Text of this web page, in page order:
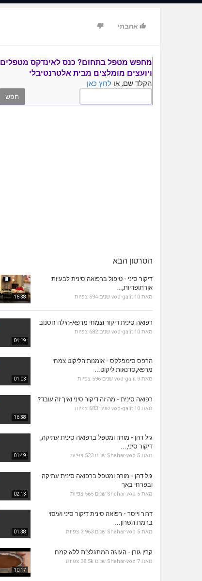
אהבתי
מחפש מטפל בתחום? כנס לאינדקס מטפלים
ויועצים מומלצים מבית אלטרנטיבלי
הקלד שם, או לחץ כאן
הסרטון הבא
16:38
דיקור סיני - טיפול ברפואה סינית לבעיות
אורתופדיות,...
מאת vod-galit 10 שנים 594 צפיות
04:19
רפואה סינית דיקור וצמחי מרפא-הילה חסנוב
מאת vod-galit 10 שנים 682 צפיות
01:03
הרפס סימפלקס - אומנות הליקוט צמחי
מרפא,סדנאות ליקוט...
מאת vod-galit 9 שנים 596 צפיות
16:38
רפואה סינית - מה זה דיקור סיני ואיך זה עובד?
מאת vod-galit 10 שנים 683 צפיות
01:49
גיל דהן - מורה ומטפל ברפואה סינית עתיקה,
דיקור סיני,...
מאת Shahar-vod 5 שנים 523 צפיות
02:13
גיל דהן - מורה ומטפל ברפואה סינית עתיקה
ובפרחי באך
מאת Shahar-vod 5 שנים 565 צפיות
01:38
דרור וייסר - רפואה סינית דיקור סיני ועיסוי
ברמת השרון...
מאת Shahar-vod 5 שנים 3,963 צפיות
10:17
קרין גורן - העוגה המתגלצ’ת ללא קמח
מאת Shahar-vod 7 שנים 38.5k צפיות